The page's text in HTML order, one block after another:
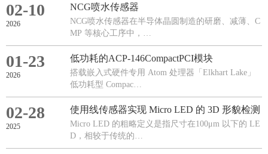
联系我们
02-10
2026
NCG喷水传感器
NCG喷水传感器在半导体晶圆制造的研磨、减薄、C
MP 等核心工序中，…
01-23
2026
低功耗的ACP-146CompactPCI模块
搭载嵌入式硬件专用 Atom 处理器「Elkhart Lake」
低功耗型 Compac…
02-28
2025
使用线传感器实现 Micro LED 的 3D 形貌检测
Micro LED 的粗略定义是指尺寸在100μm 以下的 LE
D，相较于传统的…